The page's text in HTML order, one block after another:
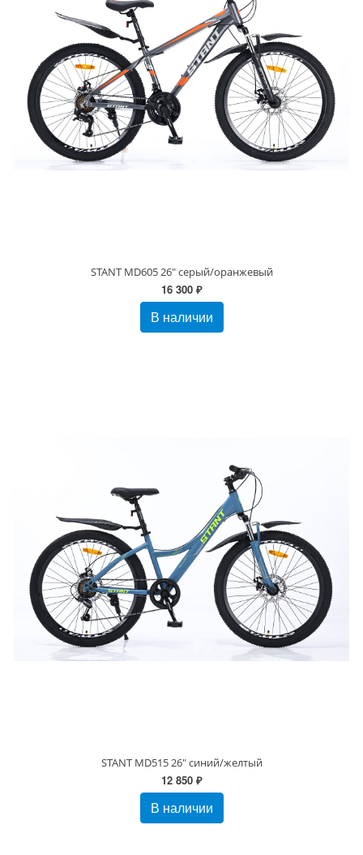
STANT MD605 26" серый/оранжевый
16 300 ₽
В наличии
STANT MD515 26" синий/желтый
12 850 ₽
В наличии